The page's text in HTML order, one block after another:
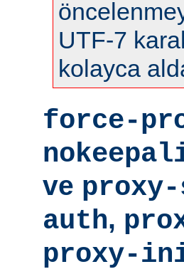
UTF-7
kolayca
force-
ve
auth,
proxy-